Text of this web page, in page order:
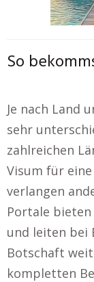
So
Je nach Land
sehr
zahlreichen
Visum für
verlangen
Portale
und leiten bei
Botschaft
kompletten